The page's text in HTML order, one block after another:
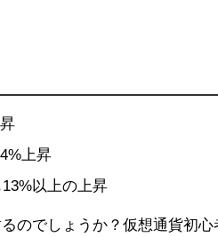
上昇
以上の上昇
のでしょうか？仮想通貨初